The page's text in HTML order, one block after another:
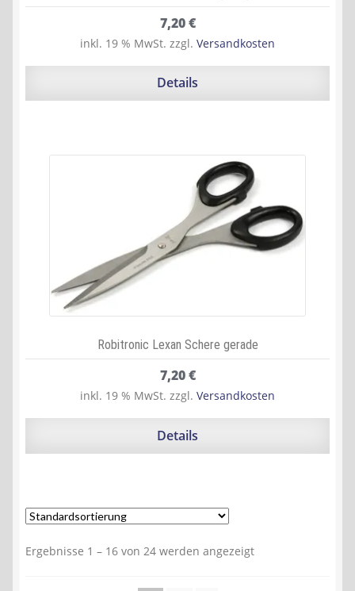
7,20€
inkl. 19 % MwSt. zzgl. Versandkosten
Details
Robitronic Lexan Schere gerade
7,20€
inkl. 19 % MwSt. zzgl. Versandkosten
Details
Ergebnisse 1 – 16 von 24 werden angezeigt